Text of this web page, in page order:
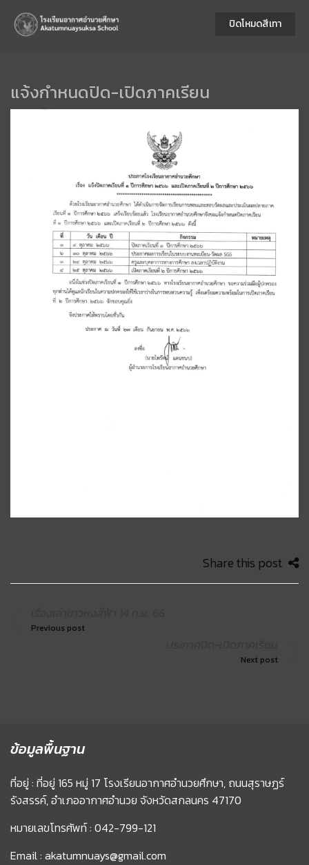
แจ้งกำหนดปิด-เปิดภาคเรียน
Share this post
Previous post
Next post
ข้อมูลพื้นฐาน
ที่อยู่ : ที่อยู่ 165 หมู่ 17 โรงเรียนอากาศอำนวยศึกษา, ถนนสุราษฏร์
รังสรรค์, อำเภออากาศอำนวย จังหวัดสกลนคร 47170
หมายเลขโทรศัพท์ : 042-799-121
Email : akatumnuays@gmail.com
ปิดโหมดสีเทา